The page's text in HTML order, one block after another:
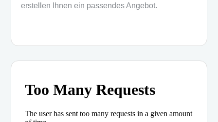
erstellen Ihnen ein passendes Angebot.